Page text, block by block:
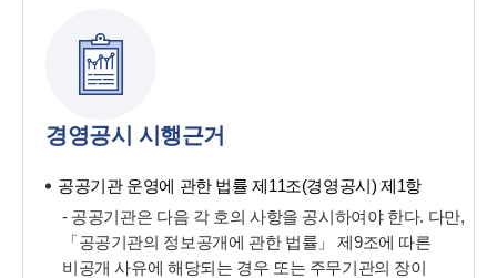
경영공시 시행근거
공공기관 운영에 관한 법률 제11조(경영공시) 제1항
- 공공기관은 다음 각 호의 사항을 공시하여야 한다. 다만,
「공공기관의 정보공개에 관한 법률」 제9조에 따른
비공개 사유에 해당되는 경우 또는 주무기관의 장이